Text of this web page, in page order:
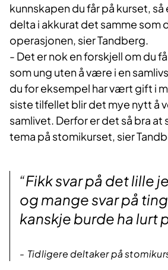
kunnskapen du får på kurset, så
delta i akkurat det samme som
operasjonen, sier Tandberg.
- Det er nok en forskjell om du
som ung uten å være i en
du for eksempel har vært gift i
siste tilfellet blir det mye nytt å
samlivet. Derfor er det så bra at
tema på stomikurset, sier
“Fikk svar på det lille
og mange svar på
kanskje burde ha lurt
Tidligere deltaker på